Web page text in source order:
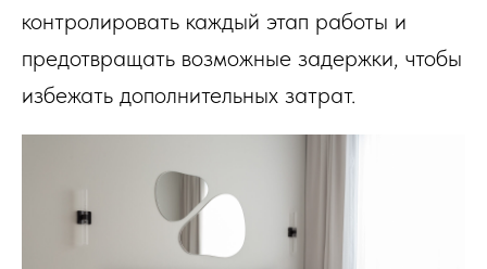
контролировать каждый этап работы и
предотвращать возможные задержки, чтобы
избежать дополнительных затрат.